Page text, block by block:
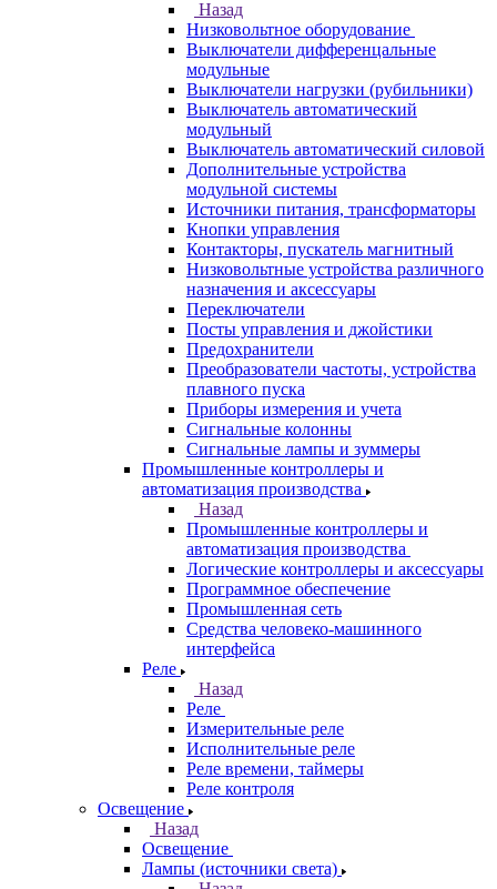
Назад
Низковольтное оборудование
Выключатели дифференцальные
модульные
Выключатели нагрузки (рубильники)
Выключатель автоматический
модульный
Выключатель автоматический силовой
Дополнительные устройства
модульной системы
Источники питания, трансформаторы
Кнопки управления
Контакторы, пускатель магнитный
Низковольтные устройства различного
назначения и аксессуары
Переключатели
Посты управления и джойстики
Предохранители
Преобразователи частоты, устройства
плавного пуска
Приборы измерения и учета
Сигнальные колонны
Сигнальные лампы и зуммеры
Промышленные контроллеры и
автоматизация производства
Назад
Промышленные контроллеры и
автоматизация производства
Логические контроллеры и аксессуары
Программное обеспечение
Промышленная сеть
Средства человеко-машинного
интерфейса
Реле
Назад
Реле
Измерительные реле
Исполнительные реле
Реле времени, таймеры
Реле контроля
Освещение
Назад
Освещение
Лампы (источники света)